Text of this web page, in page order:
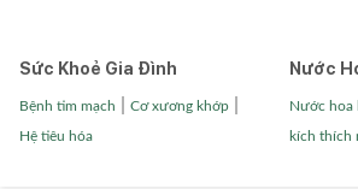
Sức Khoẻ Gia Đình
Bệnh tim mạch Cơ xương khớp|
Hệ tiêu hóa
Nước
Nước hoa
kích thích